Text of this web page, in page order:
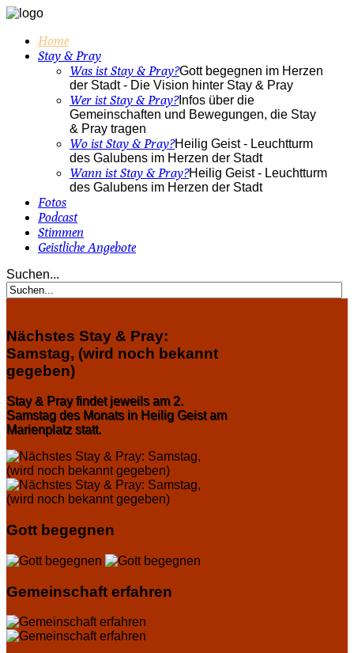
Home
Stay & Pray
Was ist Stay & Pray?Gott begegnen im Herzen
der Stadt - Die Vision hinter Stay & Pray
Wer ist Stay & Pray?Infos über die
Gemeinschaften und Bewegungen, die Stay
& Pray tragen
Wo ist Stay & Pray?Heilig Geist - Leuchtturm
des Galubens im Herzen der Stadt
Wann ist Stay & Pray?Heilig Geist - Leuchtturm
des Galubens im Herzen der Stadt
Fotos
Podcast
Stimmen
Geistliche Angebote
Suchen...
Nächstes Stay & Pray:
Samstag, (wird noch bekannt
gegeben)
Stay & Pray findet jeweils am 2.
Samstag des Monats in Heilig Geist am
Marienplatz statt.
Gott begegnen
Gemeinschaft erfahren